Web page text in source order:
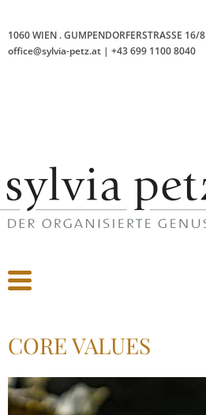
1060 WIEN .GUMPENDORFERSTRASSE 16/8
office@sylvia-petz.at | +43 699 1100 8040
CORE VALUES